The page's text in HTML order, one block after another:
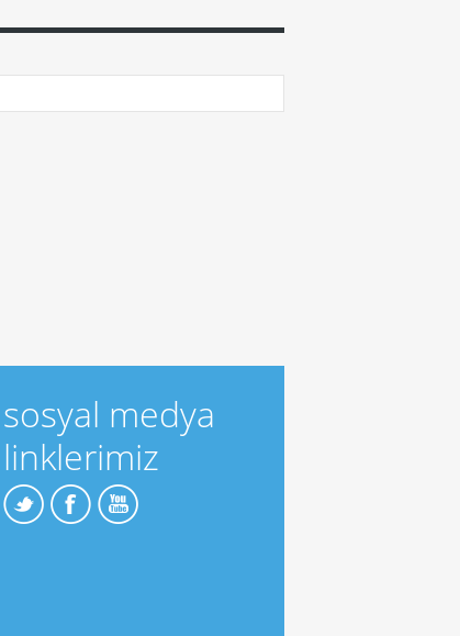
sosyal medya
linklerimiz